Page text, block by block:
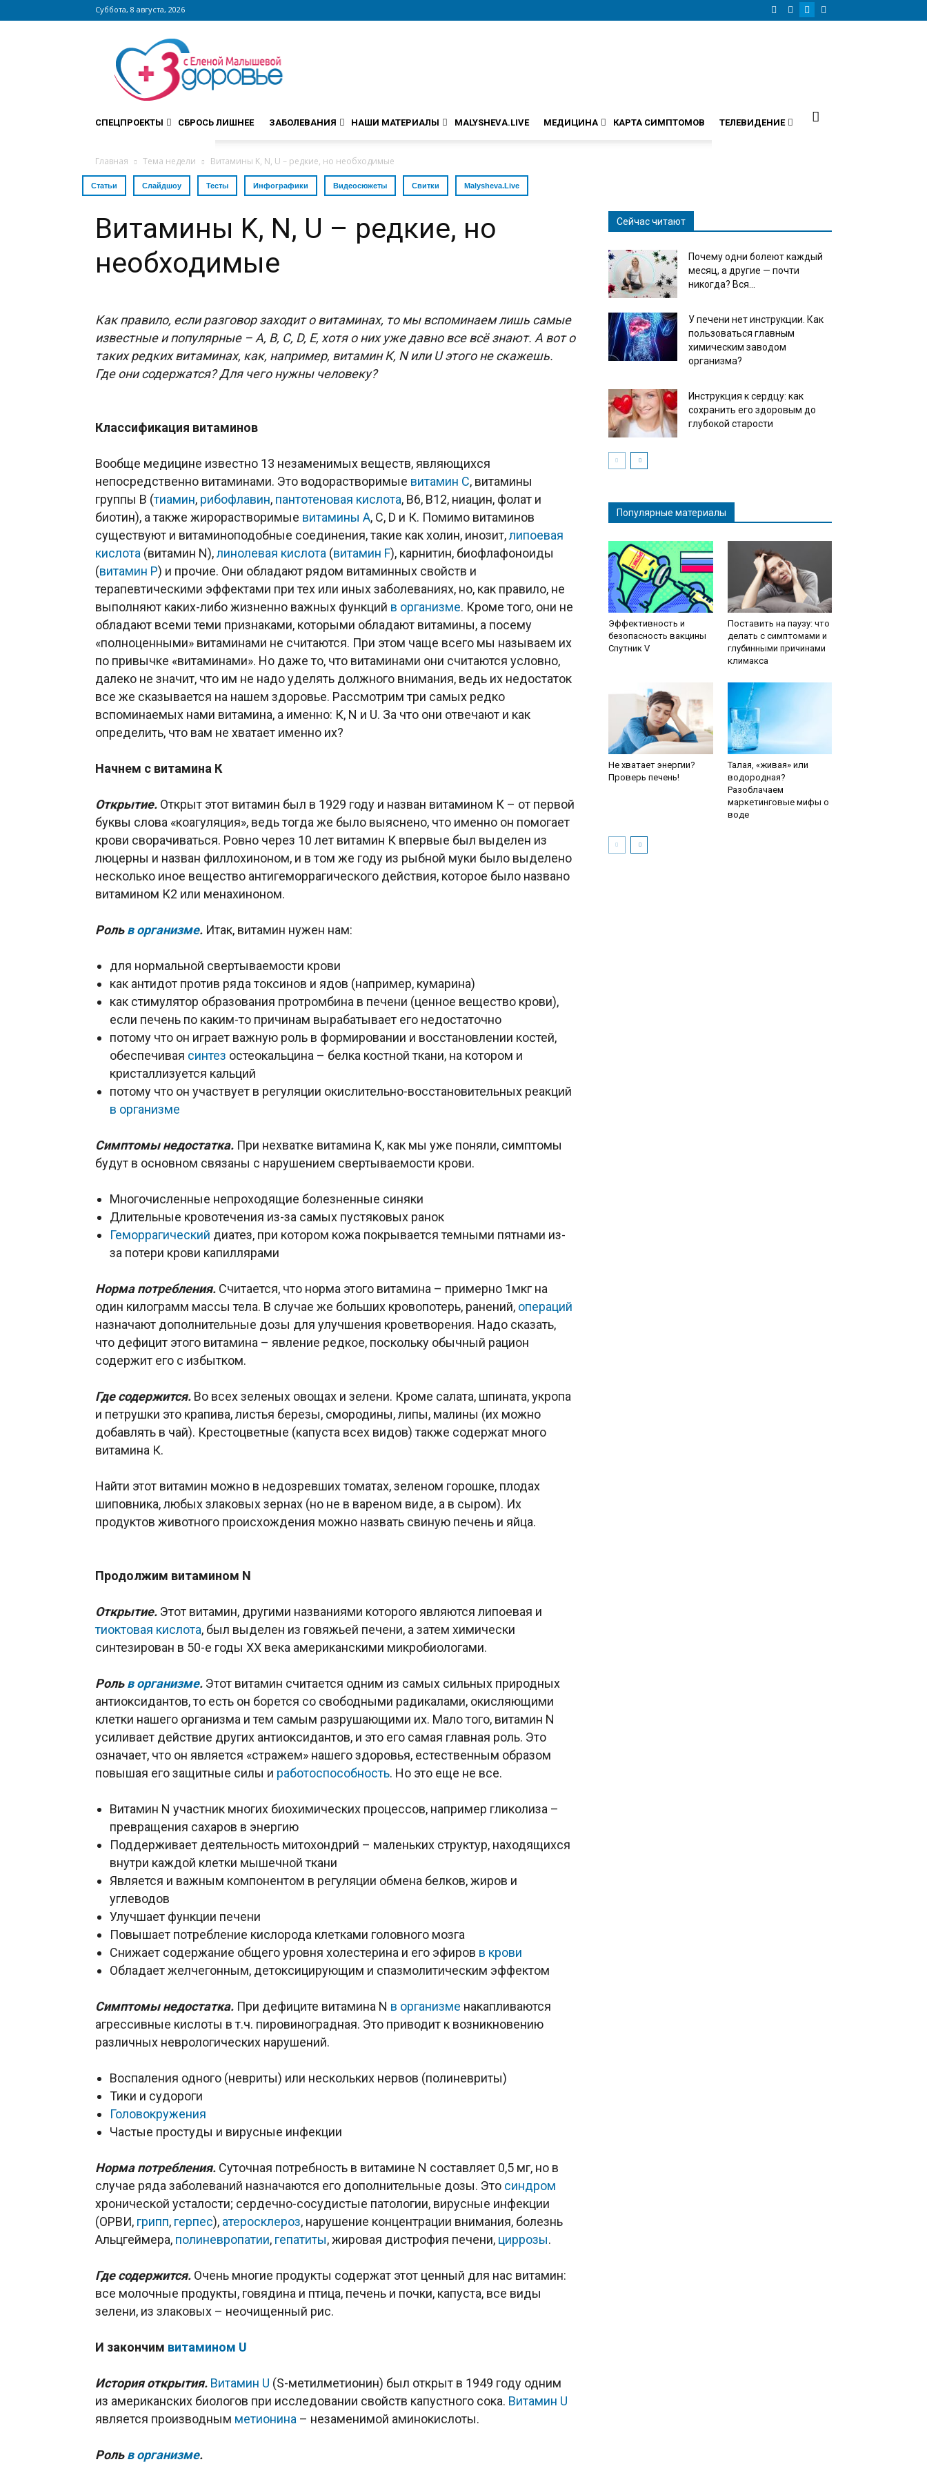
Суббота, 8 августа, 2026
Сайт
zdorovieinfo.ru
крупнейший
медицинский
интернет-
СПЕЦПРОЕКТЫ СБРОСЬ ЛИШНЕЕ ЗАБОЛЕВАНИЯ НАШИ МАТЕРИАЛЫ MALYSHEVA.LIVE МЕДИЦИНА КАРТА СИМПТОМОВ ТЕЛЕВИДЕНИЕ
Главная Тема недели Витамины K, N, U – редкие, но необходимые
Статьи Слайдшоу Тесты Инфографики Видеосюжеты Свитки Malysheva.Live
Витамины K, N, U – редкие, но
необходимые
Как правило, если разговор заходит о витаминах, то мы вспоминаем лишь самые
известные и популярные – А, В, С, D, E, хотя о них уже давно все всё знают. А вот о
таких редких витаминах, как, например, витамин К, N или U этого не скажешь.
Где они содержатся? Для чего нужны человеку?
Классификация витаминов
Вообще медицине известно 13 незаменимых веществ, являющихся
непосредственно витаминами. Это водорастворимые витамин С, витамины
группы В (тиамин, рибофлавин, пантотеновая кислота, В6, В12, ниацин, фолат и
биотин), а также жирорастворимые витамины А, С, D и К. Помимо витаминов
существуют и витаминоподобные соединения, такие как холин, инозит,липоевая
кислота (витамин N),линолевая кислота (витамин F), карнитин, биофлафоноиды
(витамин P) и прочие. Они обладают рядом витаминных свойств и
терапевтическими эффектами при тех или иных заболеваниях, но, как правило, не
выполняют каких-либо жизненно важных функций в организме. Кроме того, они не
обладают всеми теми признаками, которыми обладают витамины, а посему
«полноценными» витаминами не считаются. При этом чаще всего мы называем их
по привычке «витаминами». Но даже то, что витаминами они считаются условно,
далеко не значит, что им не надо уделять должного внимания, ведь их недостаток
все же сказывается на нашем здоровье. Рассмотрим три самых редко
вспоминаемых нами витамина, а именно: К, N и U. За что они отвечают и как
определить, что вам не хватает именно их?
Начнем с витамина К
Открытие. Открыт этот витамин был в 1929 году и назван витамином К – от первой
буквы слова «коагуляция», ведь тогда же было выяснено, что именно он помогает
крови сворачиваться. Ровно через 10 лет витамин К впервые был выделен из
люцерны и назван филлохиноном, и в том же году из рыбной муки было выделено
несколько иное вещество антигеморрагического действия, которое было названо
витамином К2 или менахиноном.
Рольв организме. Итак, витамин нужен нам:
для нормальной свертываемости крови
как антидот против ряда токсинов и ядов (например, кумарина)
как стимулятор образования протромбина в печени (ценное вещество крови),
если печень по каким-то причинам вырабатывает его недостаточно
потому что он играет важную роль в формировании и восстановлении костей,
обеспечивая синтез остеокальцина – белка костной ткани, на котором и
кристаллизуется кальций
потому что он участвует в регуляции окислительно-восстановительных реакций
в организме
Симптомы недостатка. При нехватке витамина К, как мы уже поняли, симптомы
будут в основном связаны с нарушением свертываемости крови.
Многочисленные непроходящие болезненные синяки
Длительные кровотечения из-за самых пустяковых ранок
Геморрагический диатез, при котором кожа покрывается темными пятнами из-
за потери крови капиллярами
Норма потребления. Считается, что норма этого витамина – примерно 1мкг на
один килограмм массы тела. В случае же больших кровопотерь, ранений, операций
назначают дополнительные дозы для улучшения кроветворения. Надо сказать,
что дефицит этого витамина – явление редкое, поскольку обычный рацион
содержит его с избытком.
Где содержится. Во всех зеленых овощах и зелени. Кроме салата, шпината, укропа
и петрушки это крапива, листья березы, смородины, липы, малины (их можно
добавлять в чай). Крестоцветные (капуста всех видов) также содержат много
витамина К.
Найти этот витамин можно в недозревших томатах, зеленом горошке, плодах
шиповника, любых злаковых зернах (но не в вареном виде, а в сыром). Их
продуктов животного происхождения можно назвать свиную печень и яйца.
Продолжим витамином N
Открытие. Этот витамин, другими названиями которого являются липоевая и
тиоктовая кислота, был выделен из говяжьей печени, а затем химически
синтезирован в 50-е годы ХХ века американскими микробиологами.
Рольв организме. Этот витамин считается одним из самых сильных природных
антиоксидантов, то есть он борется со свободными радикалами, окисляющими
клетки нашего организма и тем самым разрушающими их. Мало того, витамин N
усиливает действие других антиоксидантов, и это его самая главная роль. Это
означает, что он является «стражем» нашего здоровья, естественным образом
повышая его защитные силы и работоспособность. Но это еще не все.
Витамин N участник многих биохимических процессов, например гликолиза –
превращения сахаров в энергию
Поддерживает деятельность митохондрий – маленьких структур, находящихся
внутри каждой клетки мышечной ткани
Является и важным компонентом в регуляции обмена белков, жиров и
углеводов
Улучшает функции печени
Повышает потребление кислорода клетками головного мозга
Снижает содержание общего уровня холестерина и его эфиров в крови
Обладает желчегонным, детоксицирующим и спазмолитическим эффектом
Симптомы недостатка. При дефиците витамина N в организме накапливаются
агрессивные кислоты в т.ч. пировиноградная. Это приводит к возникновению
различных неврологических нарушений.
Воспаления одного (невриты) или нескольких нервов (полиневриты)
Тики и судороги
Головокружения
Частые простуды и вирусные инфекции
Норма потребления. Суточная потребность в витамине N составляет 0,5 мг, но в
случае ряда заболеваний назначаются его дополнительные дозы. Это синдром
хронической усталости; сердечно-сосудистые патологии, вирусные инфекции
(ОРВИ, грипп, герпес), атеросклероз, нарушение концентрации внимания, болезнь
Альцгеймера, полиневропатии, гепатиты, жировая дистрофия печени, циррозы.
Где содержится. Очень многие продукты содержат этот ценный для нас витамин:
все молочные продукты, говядина и птица, печень и почки, капуста, все виды
зелени, из злаковых – неочищенный рис.
И закончим витамином U
История открытия. Витамин U (S-метилметионин) был открыт в 1949 году одним
из американских биологов при исследовании свойств капустного сока. Витамин U
является производным метионина – незаменимой аминокислоты.
Рольв организме.
Сейчас читают
Почему одни болеют каждый
месяц, а другие — почти
никогда? Вся...
У печени нет инструкции. Как
пользоваться главным
химическим заводом
организма?
Инструкция к сердцу: как
сохранить его здоровым до
глубокой старости
Популярные материалы
Эффективность и
безопасность вакцины
Спутник V
Поставить на паузу: что
делать с симптомами и
глубинными причинами
климакса
Не хватает энергии?
Проверь печень!
Талая, «живая» или
водородная?
Разоблачаем
маркетинговые мифы о
воде